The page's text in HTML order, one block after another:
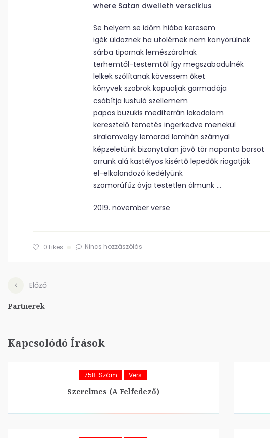
where Satan dwelleth versciklus
Se helyem se időm hiába keresem
igék üldöznek ha utolérnek nem könyörülnek
sárba tipornak lemészárolnak
terhemtől-testemtől így megszabadulnék
lelkek szólítanak kövessem őket
könyvek szobrok kapualjak garmadája
csábítja lustuló szellemem
papos buzukis mediterrán lakodalom
keresztelő temetés ingerkedve menekül
siralomvölgy lemarad lomhán szárnyal
képzeletünk bizonytalan jövő tör naponta borsot
orrunk alá kastélyos kisértő lepedők riogatják
el-elkalandozó kedélyünk
szomorúfűz óvja testetlen álmunk …
2019. november verse
0 Likes Nincs hozzászólás
Előző
Partnerek
Kapcsolódó Írások
758. Szám Vers
Szerelmes (A Felfedező)